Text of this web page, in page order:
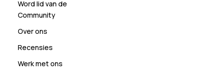
Word lid van de
Community
Over ons
Recensies
Werk met ons